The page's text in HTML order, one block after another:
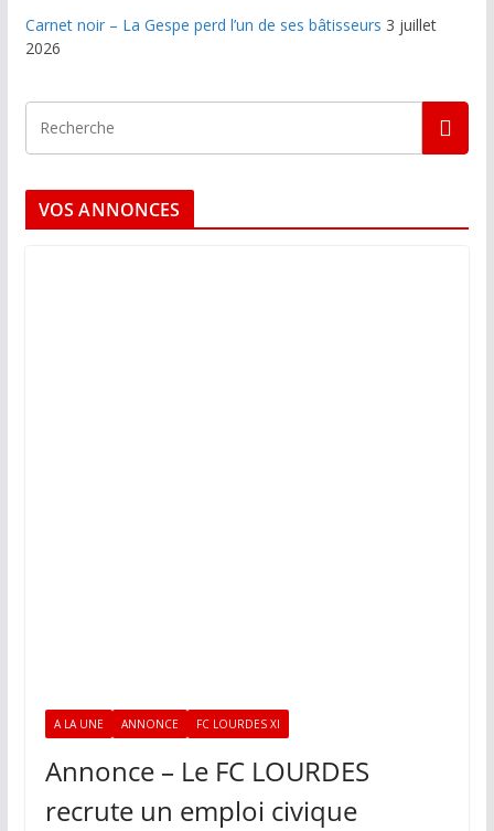
Carnet noir – La Gespe perd l’un de ses bâtisseurs 3 juillet
2026
VOS ANNONCES
A LA UNE ANNONCE FC LOURDES XI
Annonce – Le FC LOURDES
recrute un emploi civique